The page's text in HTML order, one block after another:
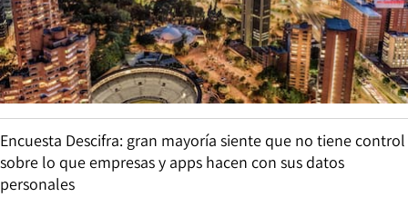
Encuesta Descifra: gran mayoría siente que no tiene control
sobre lo que empresas y apps hacen con sus datos
personales